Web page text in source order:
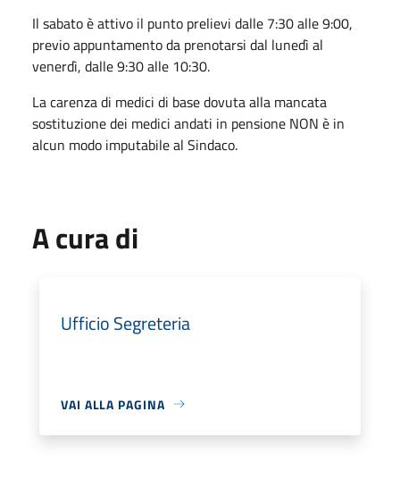
Il sabato è attivo il punto prelievi dalle 7:30 alle 9:00,
previo appuntamento da prenotarsi dal lunedì al
venerdì, dalle 9:30 alle 10:30.
La carenza di medici di base dovuta alla mancata
sostituzione dei medici andati in pensione NON è in
alcun modo imputabile al Sindaco.
A cura di
Ufficio Segreteria
VAI ALLA PAGINA